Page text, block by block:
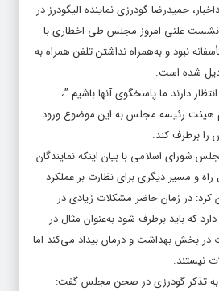
حمیدرضا گودرزی نماینده الیگودرز در
علنی امروز مجلس طی اخطاری با
۸۴ گفت: متأسفانه نبود و به‌همراه نداشتن تلفن همراه به
شده است.
دارند ما پاسخگوی آنها باشیم.”،
هیئت رئیسه مجلس به این موضوع ورود
برطرف کند.
شورای اسلامی با بیان اینکه نمایندگان
و مسیر دیگری برای نظارت بر عملکرد
کرد: در زمان حاضر مشکلات زیادی در
که باید برطرف شود به‌عنوان مثال در
در بخش بهداشت و درمان بیداد می‌کند اما
نیستند.
به تذکر گودرزی در صحن مجلس گفت: